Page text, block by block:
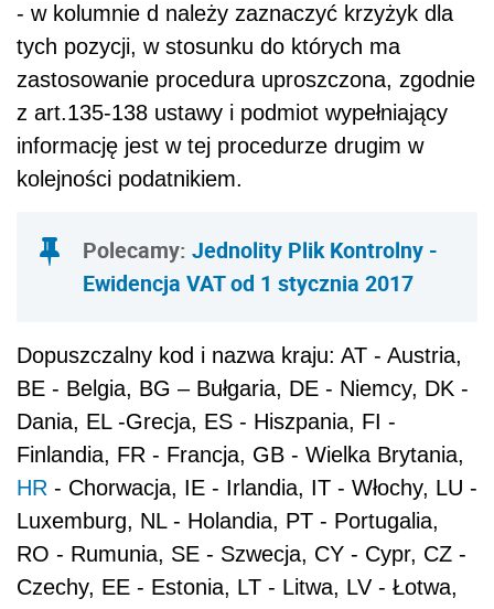
- w kolumnie d należy zaznaczyć krzyżyk dla
tych pozycji, w stosunku do których ma
zastosowanie procedura uproszczona, zgodnie
z art.135-138 ustawy i podmiot wypełniający
informację jest w tej procedurze drugim w
kolejności podatnikiem.
Polecamy: Jednolity Plik Kontrolny -
Ewidencja VAT od 1 stycznia 2017
Dopuszczalny kod i nazwa kraju: AT - Austria,
BE - Belgia, BG – Bułgaria, DE - Niemcy, DK -
Dania, EL -Grecja, ES - Hiszpania, FI -
Finlandia, FR - Francja, GB - Wielka Brytania,
HR - Chorwacja, IE - Irlandia, IT - Włochy, LU -
Luxemburg, NL - Holandia, PT - Portugalia,
RO - Rumunia, SE - Szwecja, CY - Cypr, CZ -
Czechy, EE - Estonia, LT - Litwa, LV - Łotwa,